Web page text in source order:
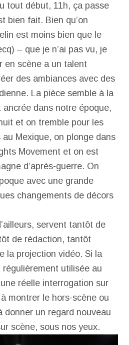
tout début, 11h, ça passe
bien fait. Bien qu’on
est moins bien que le
– que je n’ai pas vu, je
en scène a un talent
des ambiances avec des
La pièce semble à la
dans notre époque,
et on tremble pour les
Mexique, on plonge dans
Movement et on est
d’après-guerre. On
avec une grande
changements de décors
servent tantôt de
de rédaction, tantôt
la projection vidéo. Si la
utilisée au
réelle interrogation sur
montrer le hors-scène ou
donner un regard nouveau
scène, sous nos yeux.